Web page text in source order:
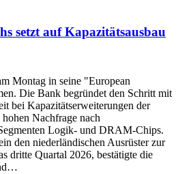
setzt auf Kapazitätsausbau
Montag in seine "European
Die Bank begründet den Schritt mit
bei Kapazitätserweiterungen der
Nachfrage nach
Logik- und DRAM-Chips.
den niederländischen Ausrüster zur
dritte Quartal 2026, bestätigte die